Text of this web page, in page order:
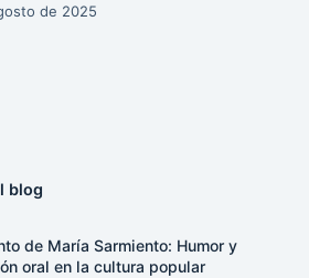
de 2025
blog
de María Sarmiento: Humor y
oral en la cultura popular